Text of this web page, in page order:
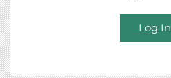
Log In